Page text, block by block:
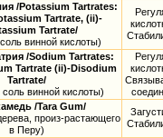
/Potassium Tartrates:
Tartrate, (ii)-
Tartrate/
винной кислоты)
/Sodium Tartrates:
Tartrate (ii)-Disodium
Tartrate/
соль винной кислоты)
/Tara Gum/
произ-растающего
в Перу)